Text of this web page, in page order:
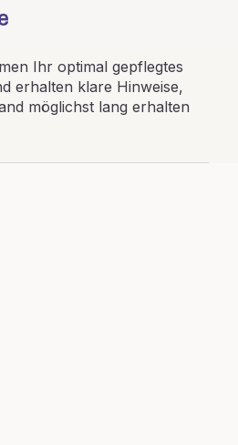
Ihr optimal gepflegtes
erhalten klare Hinweise,
möglichst lang erhalten